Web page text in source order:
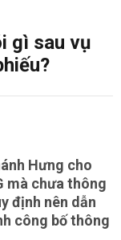
gì sau vụ
Hưng cho
mà chưa thông
định nên dẫn
công bố thông